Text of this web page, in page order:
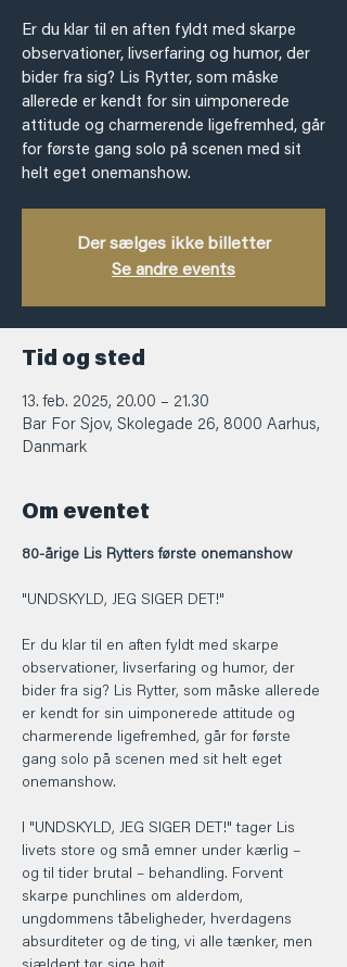
Er du klar til en aften fyldt med skarpe
observationer, livserfaring og humor, der
bider fra sig? Lis Rytter, som måske
allerede er kendt for sin uimponerede
attitude og charmerende ligefremhed, går
for første gang solo på scenen med sit
helt eget onemanshow.
Der sælges ikke billetter
Se andre events
Tid og sted
13. feb. 2025, 20.00 – 21.30
Bar For Sjov, Skolegade 26, 8000 Aarhus,
Danmark
Om eventet
80-årige Lis Rytters første onemanshow
"UNDSKYLD, JEG SIGER DET!"
Er du klar til en aften fyldt med skarpe
observationer, livserfaring og humor, der
bider fra sig? Lis Rytter, som måske allerede
er kendt for sin uimponerede attitude og
charmerende ligefremhed, går for første
gang solo på scenen med sit helt eget
onemanshow.
I "UNDSKYLD, JEG SIGER DET!" tager Lis
livets store og små emner under kærlig –
og til tider brutal – behandling. Forvent
skarpe punchlines om alderdom,
ungdommens tåbeligheder, hverdagens
absurditeter og de ting, vi alle tænker, men